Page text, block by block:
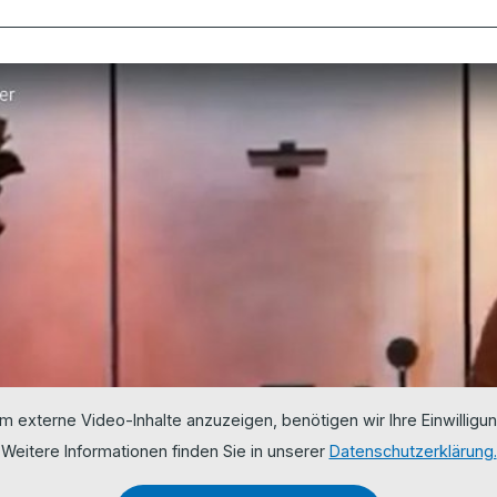
externe Video-Inhalte anzuzeigen, benötigen wir Ihre
Weitere Informationen finden Sie in unserer Datenschutzerklärung.